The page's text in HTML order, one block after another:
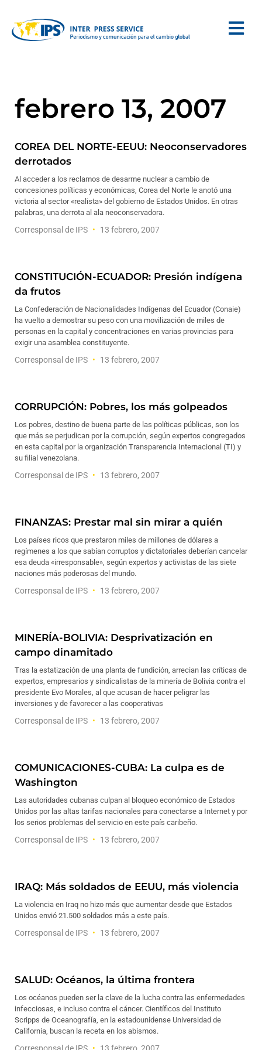
febrero 13, 2007
COREA DEL NORTE-EEUU: Neoconservadores
derrotados
Al acceder a los reclamos de desarme nuclear a cambio de
concesiones políticas y económicas, Corea del Norte le anotó una
victoria al sector «realista» del gobierno de Estados Unidos. En otras
palabras, una derrota al ala neoconservadora.
Corresponsal de IPS 13 febrero, 2007
CONSTITUCIÓN-ECUADOR: Presión indígena
da frutos
La Confederación de Nacionalidades Indígenas del Ecuador (Conaie)
ha vuelto a demostrar su peso con una movilización de miles de
personas en la capital y concentraciones en varias provincias para
exigir una asamblea constituyente.
Corresponsal de IPS 13 febrero, 2007
CORRUPCIÓN: Pobres, los más golpeados
Los pobres, destino de buena parte de las políticas públicas, son los
que más se perjudican por la corrupción, según expertos congregados
en esta capital por la organización Transparencia Internacional (TI) y
su filial venezolana.
Corresponsal de IPS 13 febrero, 2007
FINANZAS: Prestar mal sin mirar a quién
Los países ricos que prestaron miles de millones de dólares a
regímenes a los que sabían corruptos y dictatoriales deberían cancelar
esa deuda «irresponsable», según expertos y activistas de las siete
naciones más poderosas del mundo.
Corresponsal de IPS 13 febrero, 2007
MINERÍA-BOLIVIA: Desprivatización en
campo dinamitado
Tras la estatización de una planta de fundición, arrecian las críticas de
expertos, empresarios y sindicalistas de la minería de Bolivia contra el
presidente Evo Morales, al que acusan de hacer peligrar las
inversiones y de favorecer a las cooperativas
Corresponsal de IPS 13 febrero, 2007
COMUNICACIONES-CUBA: La culpa es de
Washington
Las autoridades cubanas culpan al bloqueo económico de Estados
Unidos por las altas tarifas nacionales para conectarse a Internet y por
los serios problemas del servicio en este país caribeño.
Corresponsal de IPS 13 febrero, 2007
IRAQ: Más soldados de EEUU, más violencia
La violencia en Iraq no hizo más que aumentar desde que Estados
Unidos envió 21.500 soldados más a este país.
Corresponsal de IPS 13 febrero, 2007
SALUD: Océanos, la última frontera
Los océanos pueden ser la clave de la lucha contra las enfermedades
infecciosas, e incluso contra el cáncer. Científicos del Instituto
Scripps de Oceanografía, en la estadounidense Universidad de
California, buscan la receta en los abismos.